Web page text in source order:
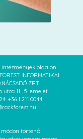
oldalon
INFORMATIKAI
ZRT.
utca 11., 5. emelet
+36 1 211 0044
történő